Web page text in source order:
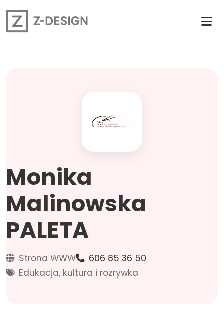
Monika
Malinowska
PALETA
Strona WWW
606 85 36 50
Edukacja, kultura i rozrywka